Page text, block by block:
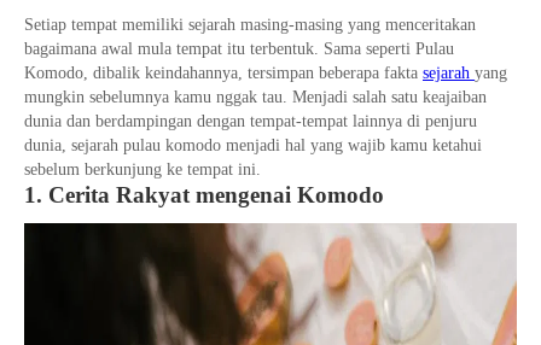
Setiap tempat memiliki sejarah masing-masing yang menceritakan
bagaimana awal mula tempat itu terbentuk. Sama seperti Pulau
Komodo, dibalik keindahannya, tersimpan beberapa fakta sejarah yang
mungkin sebelumnya kamu nggak tau. Menjadi salah satu keajaiban
dunia dan berdampingan dengan tempat-tempat lainnya di penjuru
dunia, sejarah pulau komodo menjadi hal yang wajib kamu ketahui
sebelum berkunjung ke tempat ini.
1. Cerita Rakyat mengenai Komodo